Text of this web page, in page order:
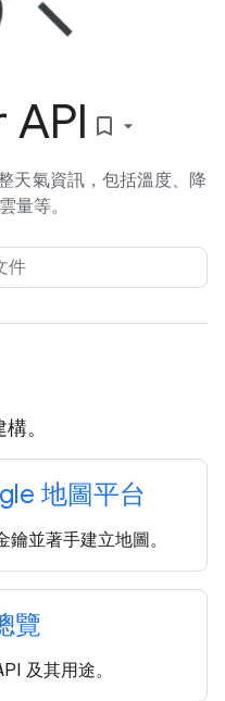
bookmark_border
天氣資訊，包括溫度、降
量等。
。
地圖平台
並著手建立地圖。
覽
及其用途。